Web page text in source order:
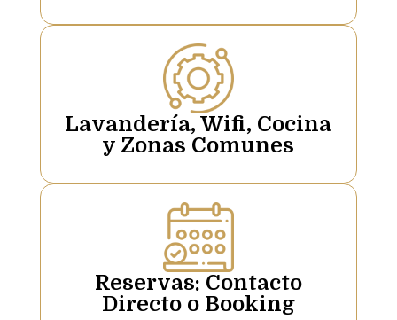
Lavandería, Wifi, Cocina
y Zonas Comunes
Reservas: Contacto
Directo o Booking